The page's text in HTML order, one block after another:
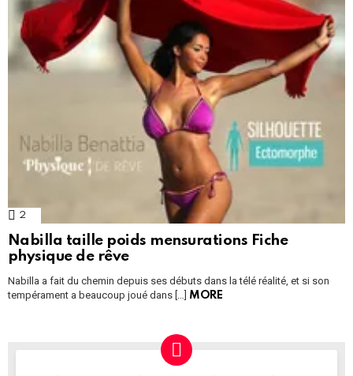
STORIES
2
Nabilla taille poids mensurations Fiche
physique de rêve
Nabilla a fait du chemin depuis ses débuts dans la télé réalité, et si son
tempérament a beaucoup joué dans […] MORE